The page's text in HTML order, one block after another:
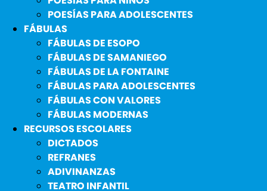
POESÍAS PARA ADOLESCENTES
FÁBULAS
FÁBULAS DE ESOPO
FÁBULAS DE SAMANIEGO
FÁBULAS DE LA FONTAINE
FÁBULAS PARA ADOLESCENTES
FÁBULAS CON VALORES
FÁBULAS MODERNAS
RECURSOS ESCOLARES
DICTADOS
REFRANES
ADIVINANZAS
TEATRO INFANTIL